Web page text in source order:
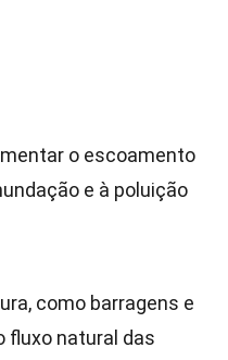
o escoamento
e à poluição
como barragens e
fluxo natural das